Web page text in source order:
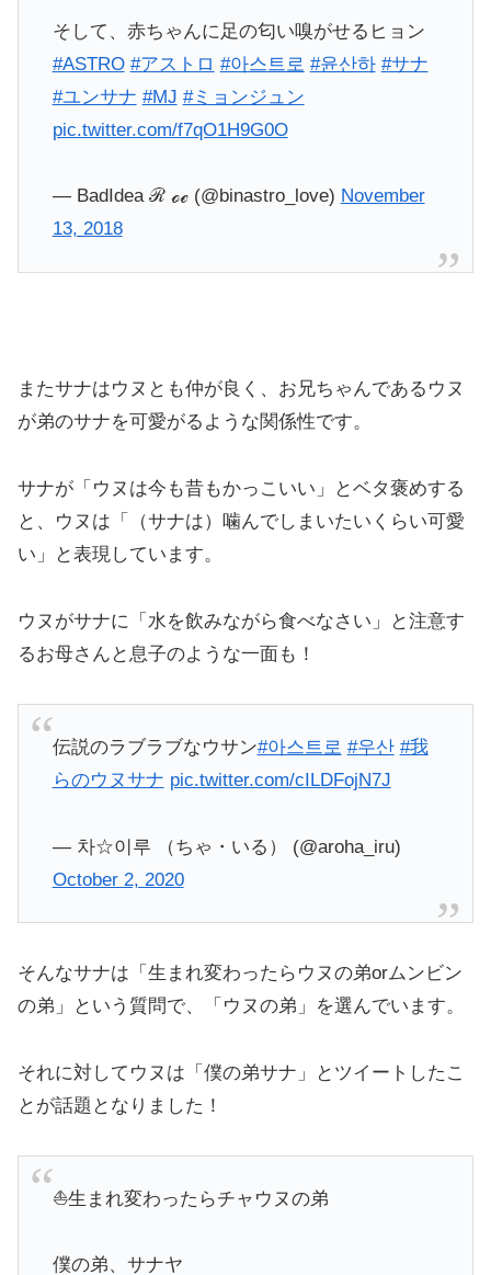
そして、赤ちゃんに足の匂い嗅がせるヒョン
#ASTRO #アストロ #아스트로 #윤산하 #サナ
#ユンサナ #MJ #ミョンジュン
pic.twitter.com/f7qO1H9G0O
— BadIdea ℛ ℴℯ (@binastro_love) November
13, 2018
またサナはウヌとも仲が良く、お兄ちゃんであるウヌ
が弟のサナを可愛がるような関係性です。
サナが「ウヌは今も昔もかっこいい」とベタ褒めする
と、ウヌは「（サナは）噛んでしまいたいくらい可愛
い」と表現しています。
ウヌがサナに「水を飲みながら食べなさい」と注意す
るお母さんと息子のような一面も！
伝説のラブラブなウサン#아스트로 #우산 #我
らのウヌサナ pic.twitter.com/cILDFojN7J
— 차☆이루 （ちゃ・いる） (@aroha_iru)
October 2, 2020
そんなサナは「生まれ変わったらウヌの弟orムンビン
の弟」という質問で、「ウヌの弟」を選んでいます。
それに対してウヌは「僕の弟サナ」とツイートしたこ
とが話題となりました！
⛵️生まれ変わったらチャウヌの弟
僕の弟、サナヤ